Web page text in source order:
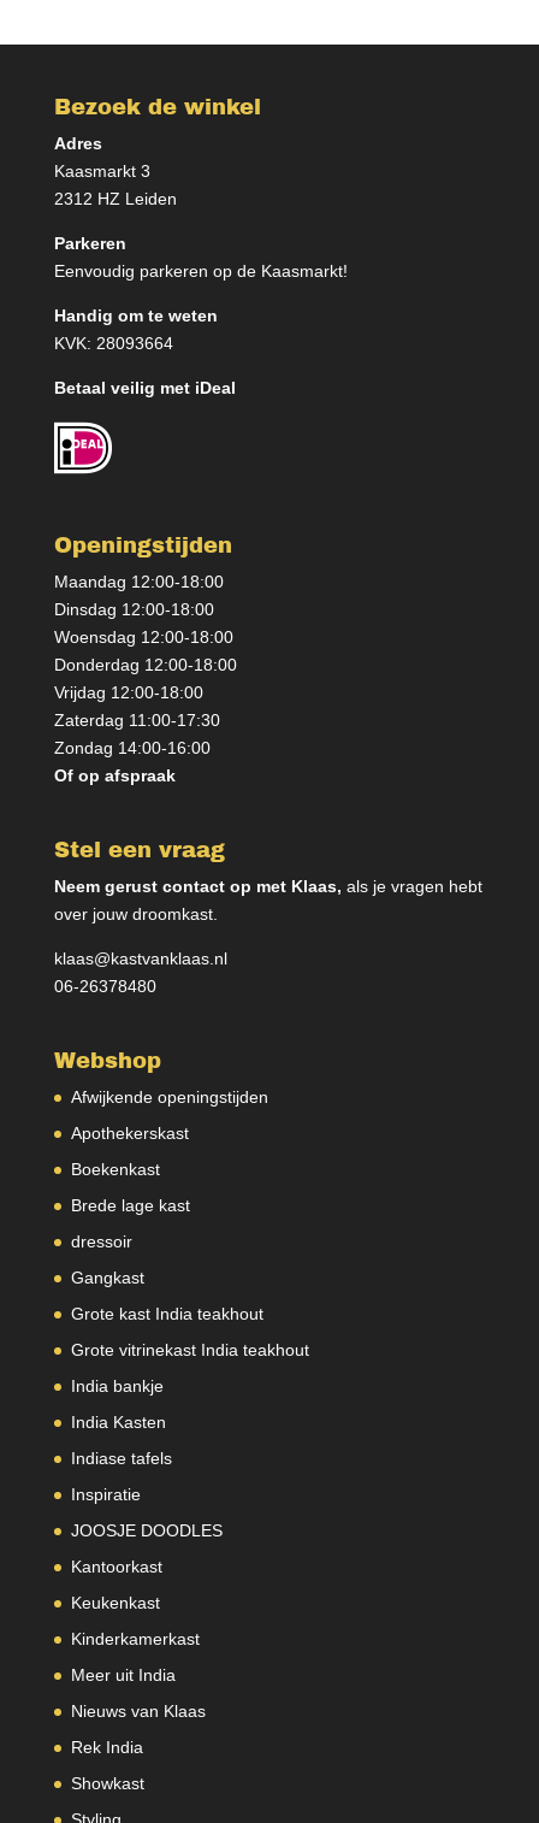
Bezoek de winkel
Adres
Kaasmarkt 3
2312 HZ Leiden
Parkeren
Eenvoudig parkeren op de Kaasmarkt!
Handig om te weten
KVK: 28093664
Betaal veilig met iDeal
Openingstijden
Maandag 12:00-18:00
Dinsdag 12:00-18:00
Woensdag 12:00-18:00
Donderdag 12:00-18:00
Vrijdag 12:00-18:00
Zaterdag 11:00-17:30
Zondag 14:00-16:00
Of op afspraak
Stel een vraag
Neem gerust contact op met Klaas, als je vragen hebt
over jouw droomkast.
klaas@kastvanklaas.nl
06-26378480
Webshop
Afwijkende openingstijden
Apothekerskast
Boekenkast
Brede lage kast
dressoir
Gangkast
Grote kast India teakhout
Grote vitrinekast India teakhout
India bankje
India Kasten
Indiase tafels
Inspiratie
JOOSJE DOODLES
Kantoorkast
Keukenkast
Kinderkamerkast
Meer uit India
Nieuws van Klaas
Rek India
Showkast